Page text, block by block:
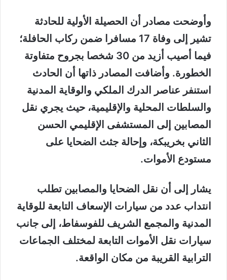
وأوضحت مصادر أن الحصيلة الأولية للحادثة
تشير إلى وفاة 17 مسافرا ضمن ركاب الحافلة؛
فيما أصيب أزيد من 30 شخصا بجروح متفاوتة
الخطورة. وأضافت المصادر ذاتها أن الحادث
استنفر عناصر الدرك الملكي والوقاية المدنية
والسلطات المحلية والإقليمية، حيث يجري نقل
المصابين إلى المستشفى الإقليمي الحسن
الثاني بخريبكة، وإحالة جثث الضحايا على
مستودع الأموات.
يشار إلى أن نقل الضحايا والمصابين تطلب
انتداب عدد من سيارات الإسعاف التابعة للوقاية
المدنية والمجمع الشريف للفوسفاط، إلى جانب
سيارات نقل الأموات التابعة لمختلف الجماعات
الترابية القريبة من مكان الواقعة.